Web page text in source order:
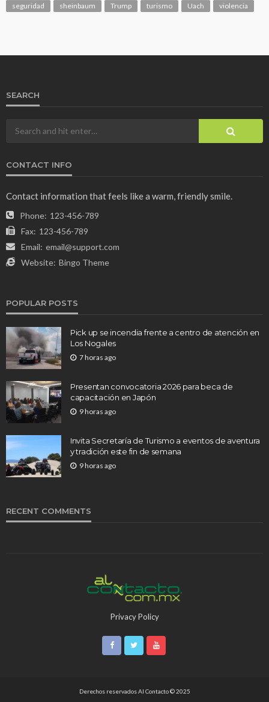
seguridad
sheinbaum Trump turismo Uach violencia
SEARCH
CONTACT INFO
Contact information that feels like a warm, friendly smile.
Phone: 123-456-789
Fax: 123-456-789
Email: email@support.com
Website: Bingo Theme
POPULAR POSTS
Pick up se incendia frente a centro de atención en
Los Nogales
7 horas ago
Presentan convocatoria 2026 para beca de
capacitación en Japón
9 horas ago
Invita Secretaría de Turismo a eventos de aventura
y tradición este fin de semana
9 horas ago
RECENT COMMENTS
Privacy Policy
Derechos reservados Al Contacto © 2025